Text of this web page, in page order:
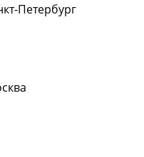
Петербург